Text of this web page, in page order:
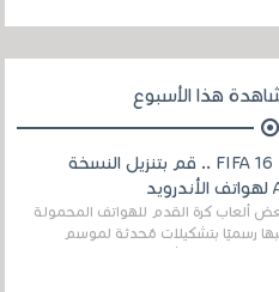
هذا الأسبوع
FIFA 16 MOD 2026 .. قم بتنزيل النسخة
ألعاب كرة القدم للهواتف المحمولة
رسميًا بتشكيلات مُحدثة لموسم